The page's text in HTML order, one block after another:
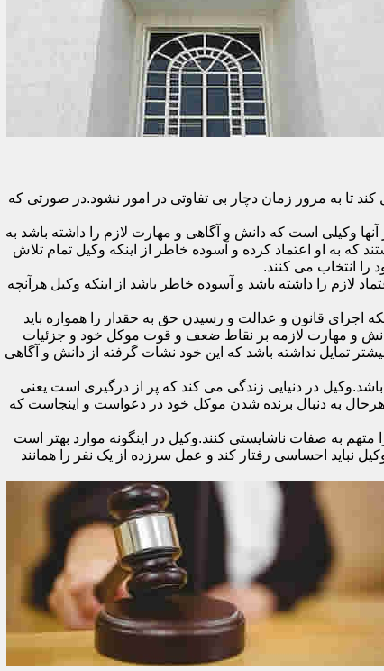
تا به مرور زمان دچار بی تفاوتی در امور نشود.در صورتی که
وکیلی است که دانش و آگاهی و مهارت لازم را داشته باشد به
که به او اعتماد کرده و آسوده خاطر از اینکه وکیل تمام تلاش
را انتخاب می کنند.
لازم را داشته باشد و آسوده خاطر باشد از اینکه وکیل هرآنچه
اجرای قانون و عدالت و رسیدن حق به حقدار را همواره باید
و مهارت لازمه بر نقاط ضعف و قوت موکل خود و جزئیات
تمایل نداشته باشد که این خود نشات گرفته از دانش و آگاهی
در دنیایی زندگی می کند که پر از درگیری است یعنی
هرحال به دنبال برنده شدن موکل خود در دعواست و اینجاست که
به صفات ناشایستی کنند.وکیل در اینگونه موارد بهتر است
احساسی رفتار کند و عمل سرزده از یک نفر را همانند